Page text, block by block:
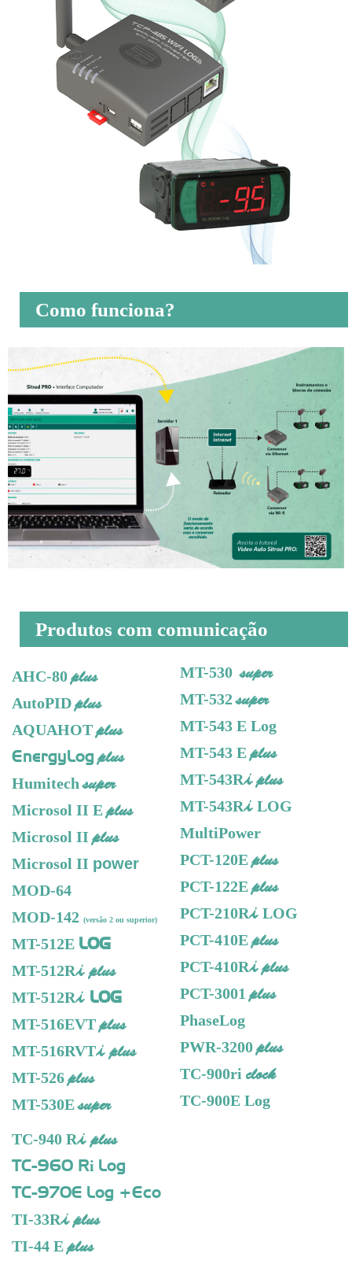
Como funciona?
Produtos com comunicação
AHC-80plus
AutoPIDplus
AQUAHOTplus
EnergyLog plus
Humitechsuper
Microsol II Eplus
Microsol IIplus
Microsol II power
MOD-64
MOD-142 (versão 2 ou superior)
MT-512E LOG
MT-512Ri plus
MT-512Ri LOG
MT-516EVTplus
MT-516RVTi plus
MT-526plus
MT-530Esuper
MT-530 super
MT-532super
MT-543 E Log
MT-543 Eplus
MT-543Ri plus
MT-543Ri LOG
MultiPower
PCT-120Eplus
PCT-122Eplus
PCT-210Ri LOG
PCT-410Eplus
PCT-410Ri plus
PCT-3001plus
PhaseLog
PWR-3200plus
TC-900ri clock
TC-900E Log
TC-940 Ri plus
TC-960 Ri Log
TC-970E Log +Eco
TI-33Ri plus
TI-44 Eplus